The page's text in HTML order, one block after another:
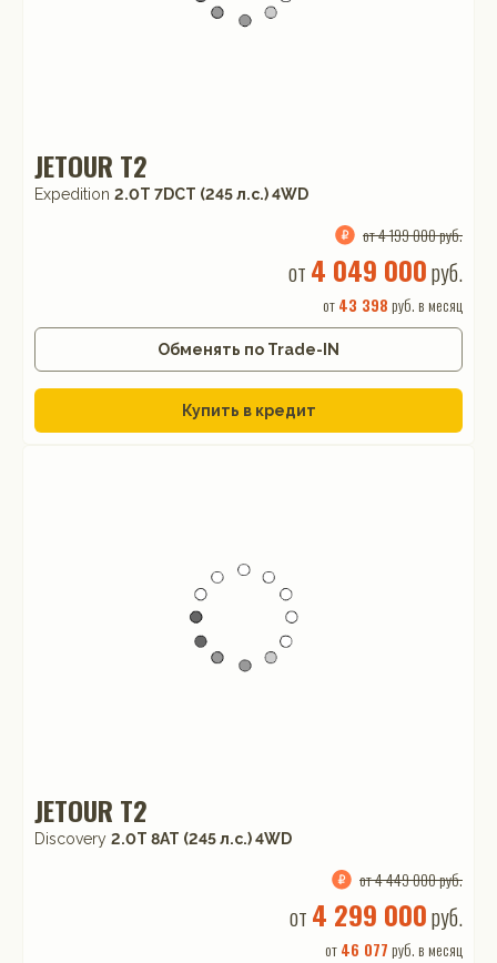
JETOUR T2
Expedition 2.0T 7DCT (245 л.с.) 4WD
от 4 199 000 руб.
от 4 049 000руб.
от43 398 руб. в месяц
Обменять по Trade-IN
Купить в кредит
JETOUR T2
Discovery 2.0T 8AT (245 л.с.) 4WD
от 4 449 000 руб.
от 4 299 000руб.
от46 077 руб. в месяц